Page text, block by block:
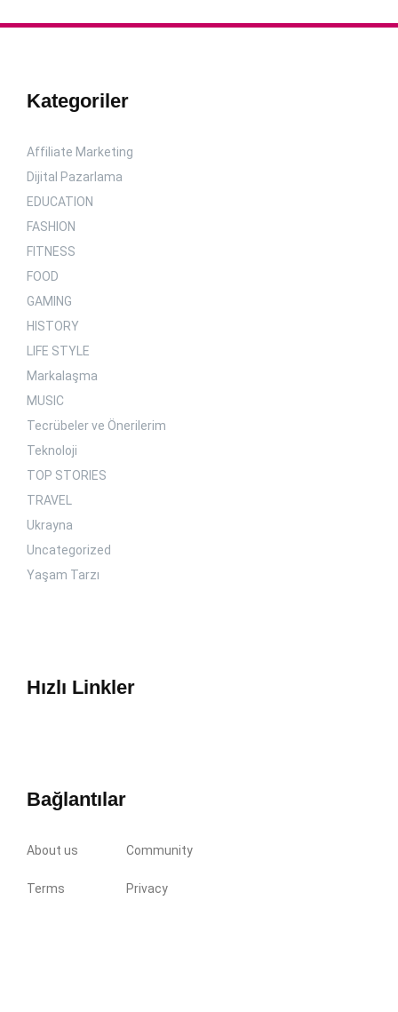
Kategoriler
Affiliate Marketing
Dijital Pazarlama
EDUCATION
FASHION
FITNESS
FOOD
GAMING
HISTORY
LIFE STYLE
Markalaşma
MUSIC
Tecrübeler ve Önerilerim
Teknoloji
TOP STORIES
TRAVEL
Ukrayna
Uncategorized
Yaşam Tarzı
Hızlı Linkler
Bağlantılar
About us Community
Terms Privacy